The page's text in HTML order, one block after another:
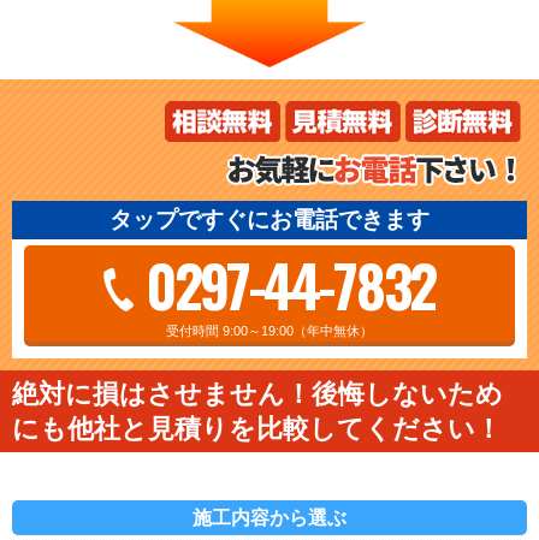
タップですぐにお電話できます
0297-44-7832
受付時間 9:00～19:00（年中無休）
絶対に損はさせません！後悔しないため
にも他社と見積りを比較してください！
施工内容から選ぶ